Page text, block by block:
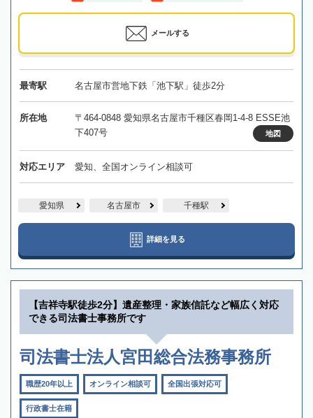
メールする
最寄駅 名古屋市営地下鉄「池下駅」徒歩2分
所在地
〒464-0848 愛知県名古屋市千種区春岡1-4-8 ESSE池
下407号
地図
対応エリア 愛知、全国オンライン相談可
愛知県 名古屋市 千種駅
詳細を見る
【吉祥寺駅徒歩2分】遺産整理・家族信託など幅広く対応
できる司法書士事務所です
司法書士法人宮田総合法務事務所
職歴20年以上 オンライン相談可 全国出張対応可
行政書士在籍